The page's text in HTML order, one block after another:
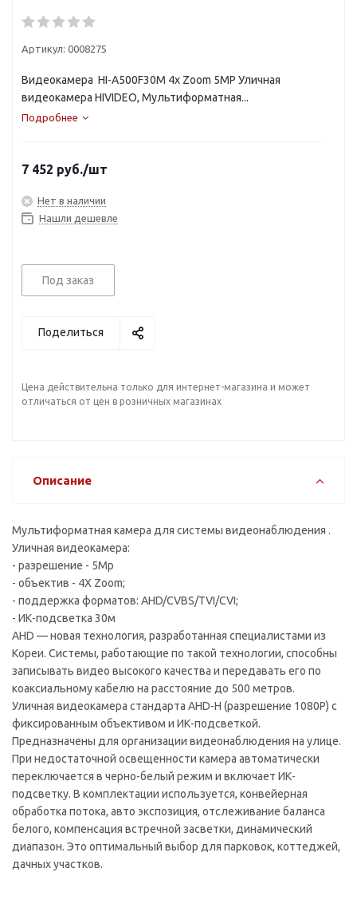
Артикул: 0008275
Видеокамера HI-A500F30M 4x Zoom 5MP Уличная
видеокамера HIVIDEO, Мультиформатная...
Подробнее
7 452 руб./шт
Нет в наличии
Нашли дешевле
Под заказ
Поделиться
Цена действительна только для интернет-магазина и может
отличаться от цен в розничных магазинах
Описание
Мультиформатная камера для системы видеонаблюдения .
Уличная видеокамера:
- разрешение - 5Mp
- объектив - 4X Zoom;
- поддержка форматов: AHD/CVBS/TVI/CVI;
- ИК-подсветка 30м
AHD — новая технология, разработанная специалистами из
Кореи. Системы, работающие по такой технологии, способны
записывать видео высокого качества и передавать его по
коаксиальному кабелю на расстояние до 500 метров.
Уличная видеокамера стандарта AHD-H (разрешение 1080P) с
фиксированным объективом и ИК-подсветкой.
Предназначены для организации видеонаблюдения на улице.
При недостаточной освещенности камера автоматически
переключается в черно-белый режим и включает ИК-
подсветку. В комплектации используется, конвейерная
обработка потока, авто экспозиция, отслеживание баланса
белого, компенсация встречной засветки, динамический
диапазон. Это оптимальный выбор для парковок, коттеджей,
дачных участков.